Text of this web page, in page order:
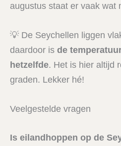
augustus staat er vaak wat
💡 De Seychellen liggen
daardoor is de
hetzelfde. Het is hier altijd
graden. Lekker hé!
Veelgestelde vragen
Is eilandhoppen op de